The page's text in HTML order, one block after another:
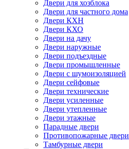
Двери для хозблока
Двери для частного дома
Двери КХН
Двери КХО
Двери на дачу
Двери наружные
Двери подъездные
Двери промышленные
Двери с шумоизоляцией
Двери сейфовые
Двери технические
Двери усиленные
Двери утепленные
Двери этажные
Парадные двери
Противопожарные двери
Тамбурные двери